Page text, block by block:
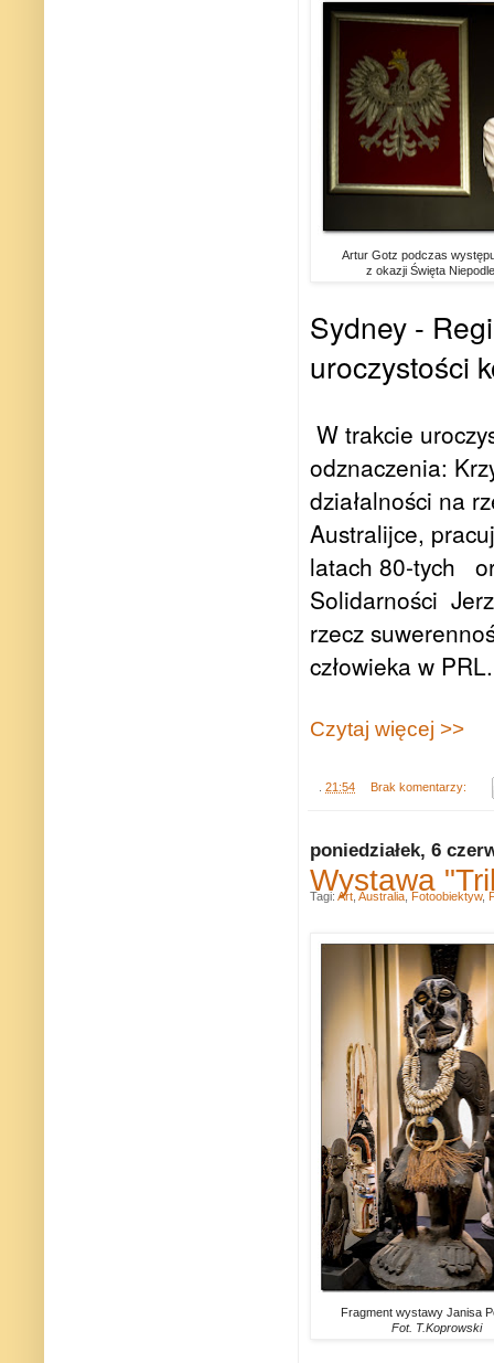
Artur Gotz podczas
z okazji Święta
Sydney -
uroczystości
W trakcie
odznaczenia:
działalności na
Australijce,
latach 80-tych
Solidarności
rzecz
człowieka w PRL.
Czytaj więcej >>
21:54 Brak komentarzy:
poniedziałek, 6
Wystawa
Fragment wystawy Janisa
Fot. T.Koprowski
Tagi: Art Australia Fotoobiektyw,